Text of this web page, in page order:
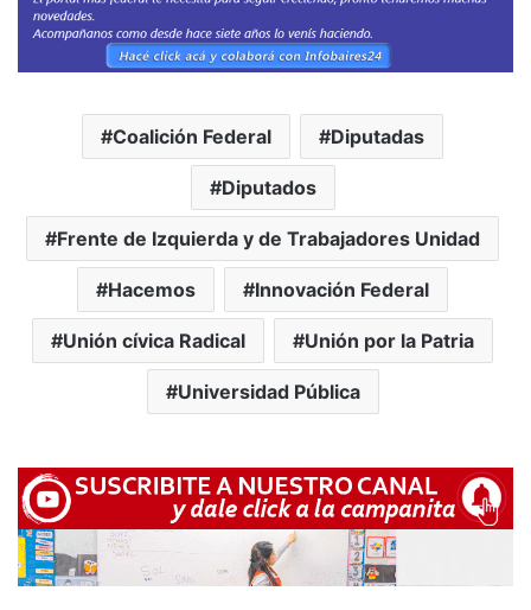
Coalición Federal Diputadas
Diputados
Frente de Izquierda y de Trabajadores Unidad
Hacemos Innovación Federal
Unión cívica Radical Unión por la Patria
Universidad Pública